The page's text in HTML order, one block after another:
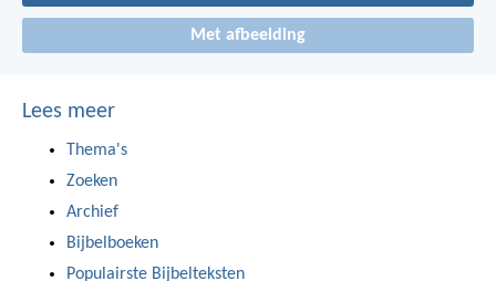
Met afbeelding
Lees meer
Thema's
Zoeken
Archief
Bijbelboeken
Populairste Bijbelteksten